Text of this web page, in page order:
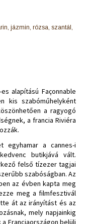
jázmin, rózsa, szantál,
alapítású Façonnable
kis szabóműhelyként
a ragyogó
a francia Riviéra
egyhamar a cannes-i
butikjává vált.
felső tízezer tagjai
szabóságban. Az
az évben kapta meg
meg a filmfesztivál
át az irányítást és az
mely napjainkig